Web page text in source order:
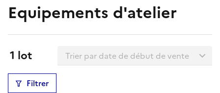
Equipements d'atelier
Résultats:
1 lot Trier la liste
Filtrer